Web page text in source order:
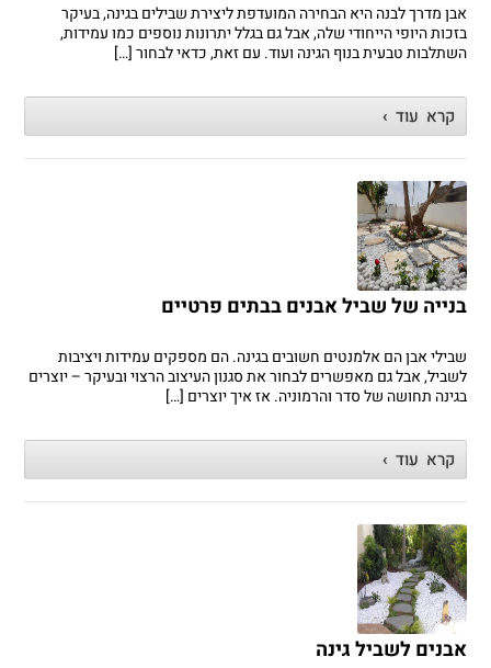
אבן מדרך לבנה היא הבחירה המועדפת ליצירת שבילים בגינה, בעיקר
בזכות היופי הייחודי שלה, אבל גם בגלל יתרונות נוספים כמו עמידות,
השתלבות טבעית בנוף הגינה ועוד. עם זאת, כדאי לבחור […]
קרא עוד ›
בנייה של שביל אבנים בבתים פרטיים
שבילי אבן הם אלמנטים חשובים בגינה. הם מספקים עמידות ויציבות
לשביל, אבל גם מאפשרים לבחור את סגנון העיצוב הרצוי ובעיקר – יוצרים
בגינה תחושה של סדר והרמוניה. אז איך יוצרים […]
קרא עוד ›
אבנים לשביל גינה